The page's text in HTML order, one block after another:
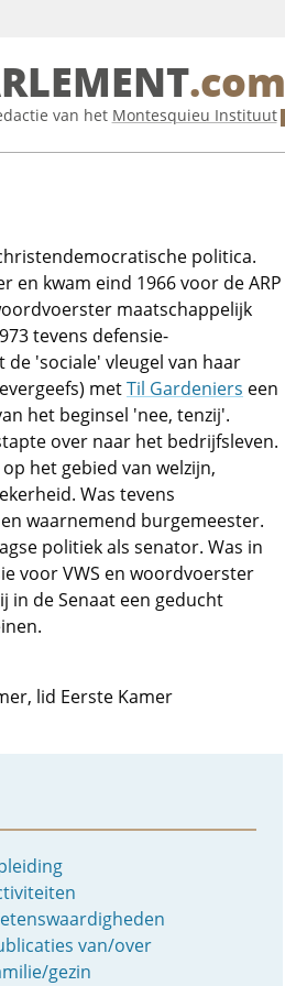
.com
van het Montesquieu Instituut
politica.
en kwam eind 1966 voor de ARP
maatschappelijk
tevens defensie-
'sociale' vleugel van haar
metTil Gardeniers een
het beginsel 'nee, tenzij'.
over naar het bedrijfsleven.
het gebied van welzijn,
Was tevens
waarnemend burgemeester.
politiek als senator. Was in
voor VWS en woordvoerster
in de Senaat een geducht
lid Eerste Kamer
van/over
gezin